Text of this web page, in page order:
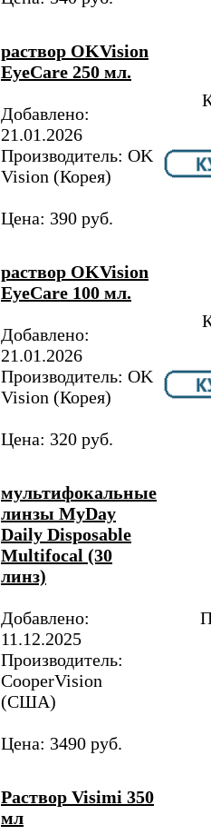
раствор OKVision
EyeCare 250 мл.
Добавлено:
21.01.2026
Производитель: OK
Vision (Корея)
Цена: 390 руб.
раствор OKVision
EyeCare 100 мл.
Добавлено:
21.01.2026
Производитель: OK
Vision (Корея)
Цена: 320 руб.
мультифокальные
линзы MyDay
Daily Disposable
Multifocal (30
линз)
Добавлено:
11.12.2025
Производитель:
CooperVision
(США)
Цена: 3490 руб.
Раствор Visimi 350
мл